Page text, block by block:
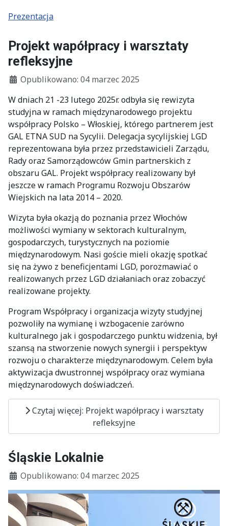
Prezentacja
Projekt wapółpracy i warsztaty
refleksyjne
Szczegóły
Opublikowano: 04 marzec 2025
W dniach 21 -23 lutego 2025r. odbyła się rewizyta
studyjna w ramach międzynarodowego projektu
współpracy Polsko – Włoskiej, którego partnerem jest
GAL ETNA SUD na Sycylii. Delegacja sycylijskiej LGD
reprezentowana była przez przedstawicieli Zarządu,
Rady oraz Samorządowców Gmin partnerskich z
obszaru GAL. Projekt współpracy realizowany był
jeszcze w ramach Programu Rozwoju Obszarów
Wiejskich na lata 2014 – 2020.
Wizyta była okazją do poznania przez Włochów
możliwości wymiany w sektorach kulturalnym,
gospodarczych, turystycznych na poziomie
międzynarodowym. Nasi goście mieli okazję spotkać
się na żywo z beneficjentami LGD, porozmawiać o
realizowanych przez LGD działaniach oraz zobaczyć
realizowane projekty.
Program Współpracy i organizacja wizyty studyjnej
pozwoliły na wymianę i wzbogacenie zarówno
kulturalnego jak i gospodarczego punktu widzenia, był
szansą na stworzenie nowych synergii i perspektyw
rozwoju o charakterze międzynarodowym. Celem była
aktywizacja dwustronnej współpracy oraz wymiana
międzynarodowych doświadczeń.
Czytaj więcej: Projekt wapółpracy i warsztaty
refleksyjne
Śląskie Lokalnie
Szczegóły
Opublikowano: 04 marzec 2025